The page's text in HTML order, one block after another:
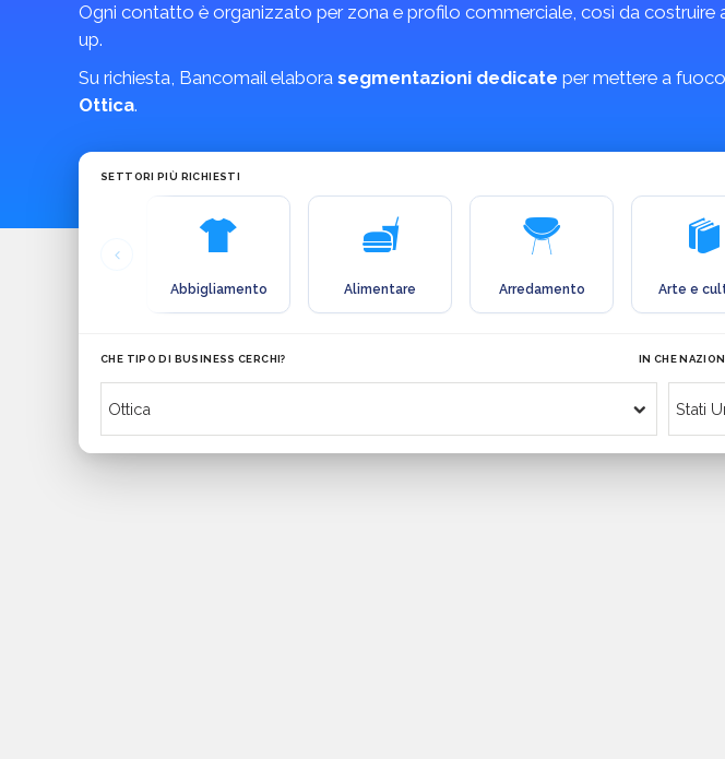
Ogni contatto è organizzato per zona e profilo commerciale, così da
up.
Su richiesta, Bancomail elabora segmentazioni dedicate per mettere a
Ottica.
SETTORI PIÙ RICHIESTI
Abbigliamento Alimentare Arredamento Arte e
CHE TIPO DI BUSINESS CERCHI? IN CHE